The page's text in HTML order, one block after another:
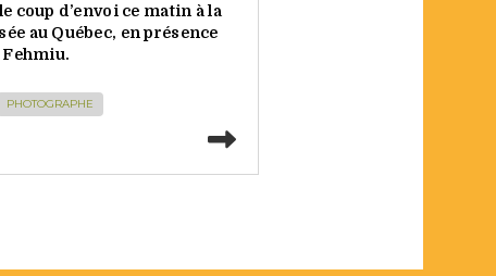
coup d’envoi ce matin à la
au Québec, en présence
Fehmiu.
PHOTOGRAPHE
Lire la suite